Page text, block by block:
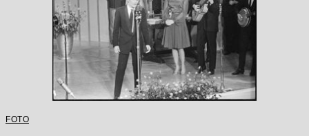
FOTO